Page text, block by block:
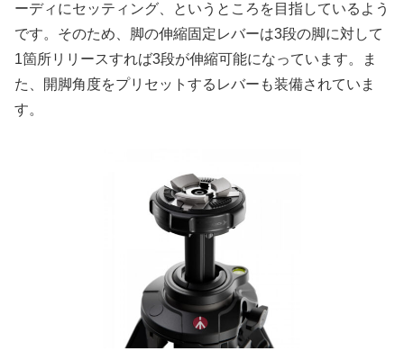
ーディにセッティング、というところを目指しているよう
です。そのため、脚の伸縮固定レバーは3段の脚に対して
1箇所リリースすれば3段が伸縮可能になっています。ま
た、開脚角度をプリセットするレバーも装備されていま
す。